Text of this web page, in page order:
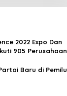
2022 Expo Dan
905 Perusahaan
Baru di Pemilu